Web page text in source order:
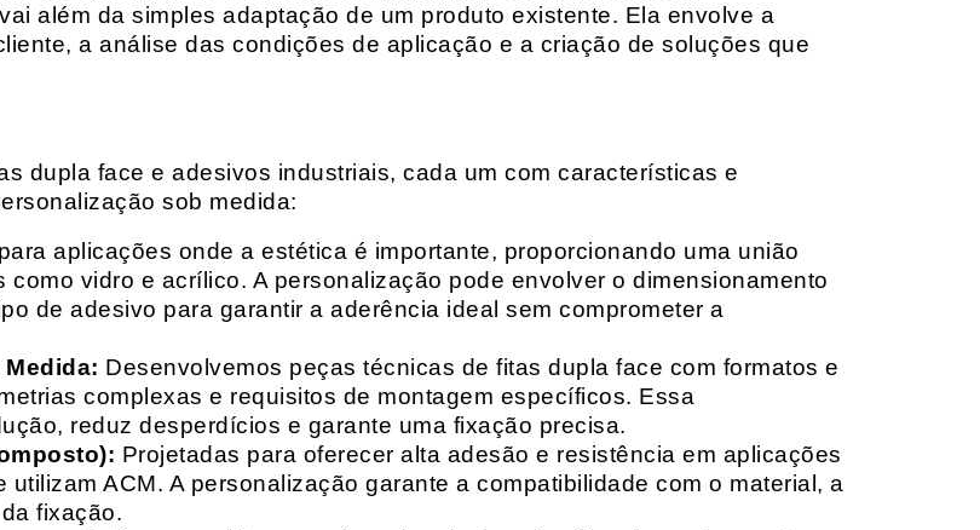
além da simples adaptação de um produto existente. Ela envolve a
a análise das condições de aplicação e a criação de soluções que
dupla face e adesivos industriais, cada um com características e
sob medida:
aplicações onde a estética é importante, proporcionando uma união
vidro e acrílico. A personalização pode envolver o dimensionamento
de adesivo para garantir a aderência ideal sem comprometer a
Desenvolvemos peças técnicas de fitas dupla face com formatos e
complexas e requisitos de montagem específicos. Essa
reduz desperdícios e garante uma fixação precisa.
Projetadas para oferecer alta adesão e resistência em aplicações
ACM. A personalização garante a compatibilidade com o material, a
fixação.